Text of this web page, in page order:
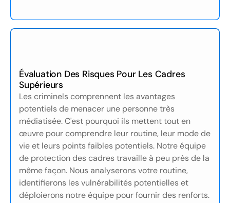
Évaluation Des Risques Pour Les Cadres
Supérieurs
Les criminels comprennent les avantages
potentiels de menacer une personne très
médiatisée. C'est pourquoi ils mettent tout en
œuvre pour comprendre leur routine, leur mode de
vie et leurs points faibles potentiels. Notre équipe
de protection des cadres travaille à peu près de la
même façon. Nous analyserons votre routine,
identifierons les vulnérabilités potentielles et
déploierons notre équipe pour fournir des renforts.